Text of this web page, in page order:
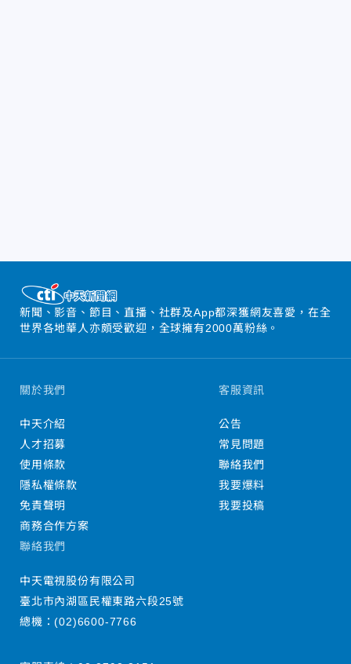
新聞、影音、節目、直播、社群及App都深獲網友喜愛，在全
世界各地華人亦頗受歡迎，全球擁有2000萬粉絲。
關於我們
中天介紹
人才招募
使用條款
隱私權條款
免責聲明
商務合作方案
客服資訊
公告
常見問題
聯絡我們
我要爆料
我要投稿
聯絡我們
中天電視股份有限公司
臺北市內湖區民權東路六段25號
總機：(02)6600-7766